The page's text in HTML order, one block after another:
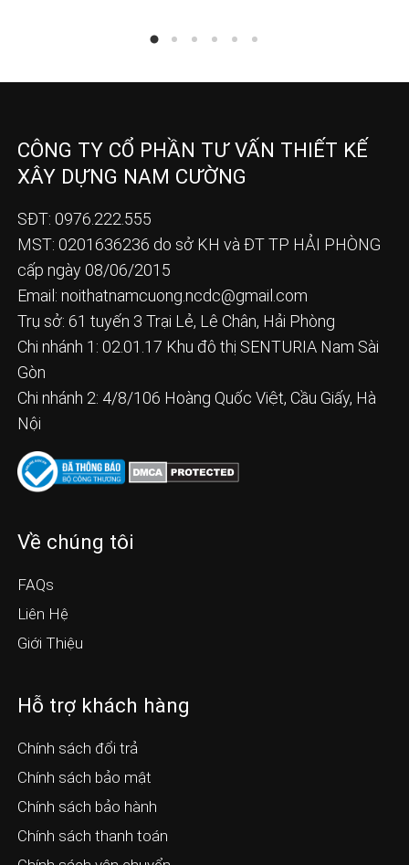
CÔNG TY CỔ PHẦN TƯ VẤN THIẾT KẾ
XÂY DỰNG NAM CƯỜNG
SĐT: 0976.222.555
MST: 0201636236 do sở KH và ĐT TP HẢI PHÒNG
cấp ngày 08/06/2015
Email: noithatnamcuong.ncdc@gmail.com
Trụ sở: 61 tuyến 3 Trại Lẻ, Lê Chân, Hải Phòng
Chi nhánh 1: 02.01.17 Khu đô thị SENTURIA Nam Sài
Gòn
Chi nhánh 2: 4/8/106 Hoàng Quốc Việt, Cầu Giấy, Hà
Nội
Về chúng tôi
FAQs
Liên Hệ
Giới Thiệu
Hỗ trợ khách hàng
Chính sách đổi trả
Chính sách bảo mật
Chính sách bảo hành
Chính sách thanh toán